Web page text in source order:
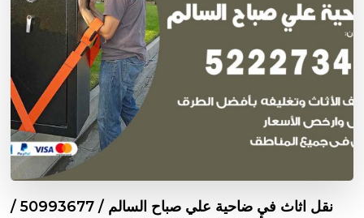
نقل اثاث في ضاحية علي صباح السالم / 50993677 /